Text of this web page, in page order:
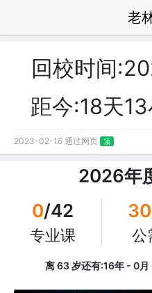
老
回校时间
距今:18天
2023-02-16 通过网页 顶
2026年
0/42
专业课
30
公
离 63 岁还有:16年 - 0